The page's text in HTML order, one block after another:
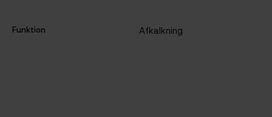
Funktion Afkalkning